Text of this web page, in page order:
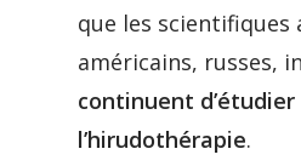
que les scientifiques
américains, russes,
continuent
l’hirudothérapie.